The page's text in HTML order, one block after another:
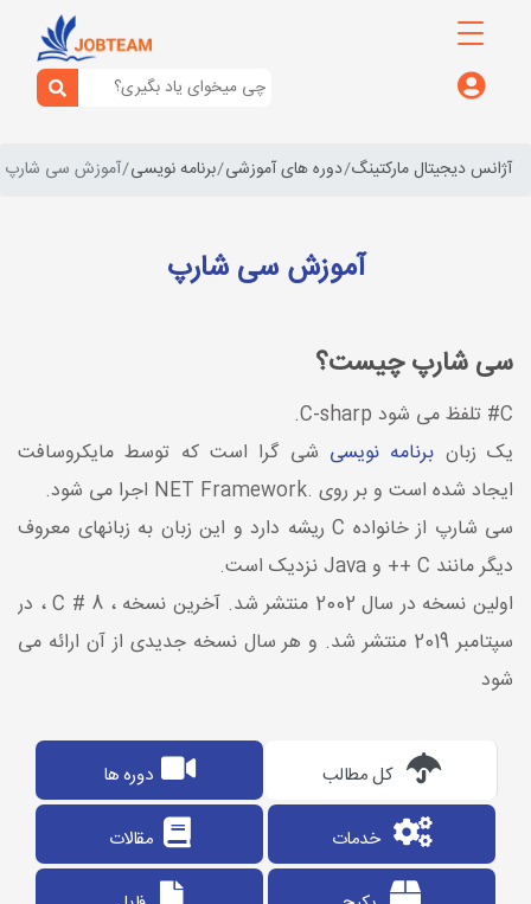
آژانس دیجیتال مارکتینگ دوره های آموزشی برنامه نویسی آموزش سی شارپ
آموزش سی شارپ
سی شارپ چیست؟
C# تلفظ می شود C-sharp.
یک زبان برنامه نویسی شی گرا است که توسط مایکروسافت
ایجاد شده است و بر روی .NET Framework اجرا می شود.
سی شارپ از خانواده C ریشه دارد و این زبان به زبانهای معروف
دیگر مانند C ++ و Java نزدیک است.
اولین نسخه در سال 2002 منتشر شد. آخرین نسخه ، C # 8 ، در
سپتامبر 2019 منتشر شد. و هر سال نسخه جدیدی از آن ارائه می
شود
کل مطالب دوره ها
خدمات مقالات